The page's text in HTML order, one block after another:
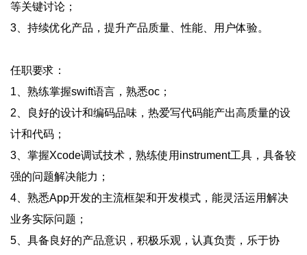
等关键讨论；
3、持续优化产品，提升产品质量、性能、用户体验。
任职要求：
1、熟练掌握swift语言，熟悉oc；
2、良好的设计和编码品味，热爱写代码能产出高质量的设
计和代码；
3、掌握Xcode调试技术，熟练使用instrument工具，具备较
强的问题解决能力；
4、熟悉App开发的主流框架和开发模式，能灵活运用解决
业务实际问题；
5、具备良好的产品意识，积极乐观，认真负责，乐于协